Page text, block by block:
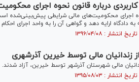
درباره قانون نحوه اجرای
اجرای محکومیت‌های مالی شرایطی پیش‌بینی‌شده
به دادگاه ارایه دهد و گواهی آن را به واحد اجرای
زندانیان مالی توسط خیرین آذرشهری
مالی شهرستان آذرشهر توسط خیرین، آزاد شدند.